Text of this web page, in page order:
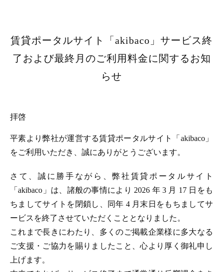
賃貸ポータルサイト「akibaco」サービス終
了および最終月のご利用料金に関するお知
らせ
拝啓
平素より弊社が運営する賃貸ポータルサイト「akibaco」
をご利用いただき、誠にありがとうございます。
さて、誠に勝手ながら、弊社賃貸ポータルサイト
「akibaco」は、諸般の事情により 2026 年 3 月 17 日をも
ちましてサイトを閉鎖し、同年 4 月末日をもちましてサ
ービスを終了させていただくこととなりました。
これまで長きにわたり、多くのご掲載企業様に多大なる
ご支援・ご協力を賜りましたこと、心より厚く御礼申し
上げます。